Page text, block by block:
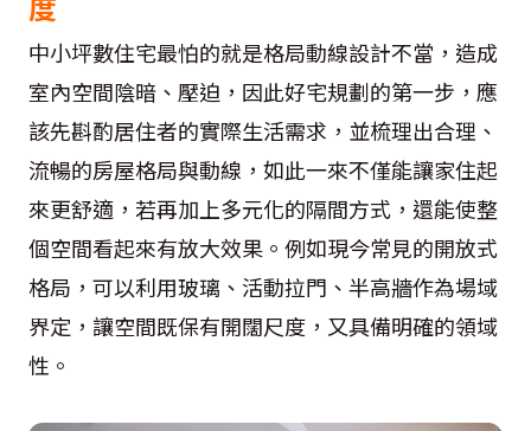
中小坪數住宅最怕的就是格局動線設計不當，造成
室內空間陰暗、壓迫，因此好宅規劃的第一步，應
該先斟酌居住者的實際生活需求，並梳理出合理、
流暢的房屋格局與動線，如此一來不僅能讓家住起
來更舒適，若再加上多元化的隔間方式，還能使整
個空間看起來有放大效果。例如現今常見的開放式
格局，可以利用玻璃、活動拉門、半高牆作為場域
界定，讓空間既保有開闊尺度，又具備明確的領域
性。